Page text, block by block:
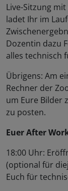
Live-Sitzung
ladet Ihr im
Dozentin dazu
alles technisch
Übrigens: Am
Rechner der
um Eure Bilder
zu posten.
Euer After
18:00 Uhr:
(optional für
Euch für